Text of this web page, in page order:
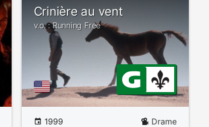
Crinière au vent
v.o. : Running Free
1999 Drame